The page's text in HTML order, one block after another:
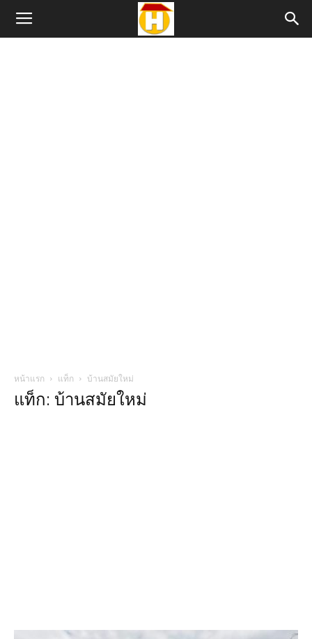
หน้าแรก แท็ก บ้านสมัยใหม่
แท็ก: บ้านสมัยใหม่